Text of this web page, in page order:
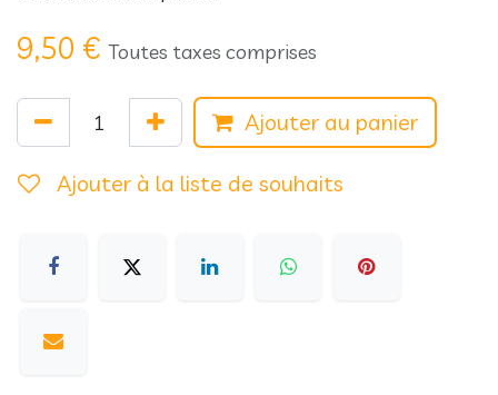
9,50 € Toutes taxes comprises
Ajouter au panier
Ajouter à la liste de souhaits